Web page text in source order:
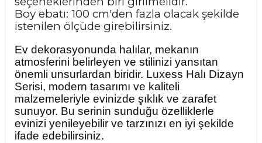
Boy ebatı: 100 cm'den fazla olacak şekilde
istenilen ölçüde girebilirsiniz.
Ev dekorasyonunda halılar, mekanın
atmosferini belirleyen ve stilinizi yansıtan
önemli unsurlardan biridir. Luxess Halı Dizayn
Serisi, modern tasarımı ve kaliteli
malzemeleriyle evinizde şıklık ve zarafet
sunuyor. Bu serinin sunduğu özelliklerle
evinizi yenileyebilir ve tarzınızı en iyi şekilde
ifade edebilirsiniz.